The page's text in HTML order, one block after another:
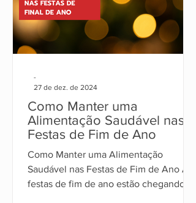
Como Manter uma
Alimentação Saudável nas
Festas de Fim de Ano
Como Manter uma Alimentação
Saudável nas Festas de Fim de Ano As
festas de fim de ano estão chegando, e
-
27 de dez. de 2024